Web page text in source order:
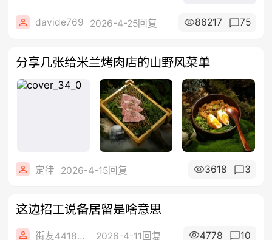
davide769 2026-4-25回复 86217 75
分享几张给米兰烤肉店的山野风菜单
定律 2026-4-15回复 3618 3
这边招工说备居留是啥意思
街友44182496 2026-4-11回复 4778 10